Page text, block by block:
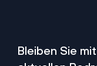
Bleiben Sie